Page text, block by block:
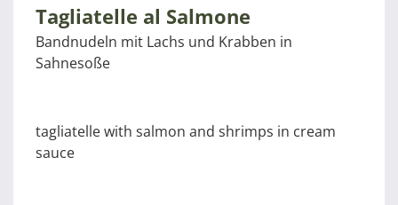
Tagliatelle al Salmone
Bandnudeln mit Lachs und Krabben in
Sahnesoße
tagliatelle with salmon and shrimps in cream
sauce